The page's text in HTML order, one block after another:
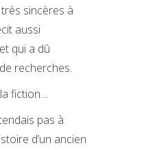
sincères à
aussi
qui a dû
recherches.
fiction…
pas à
d’un ancien